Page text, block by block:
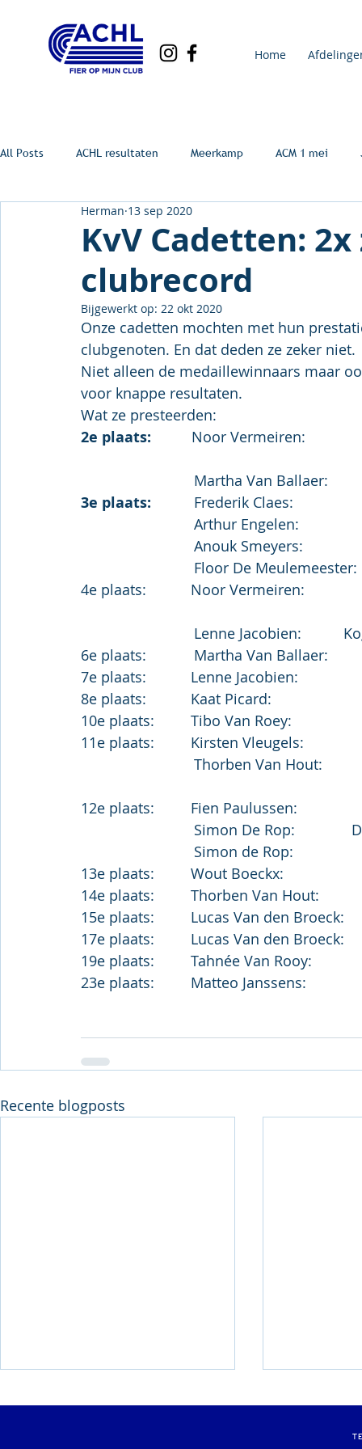
Home
All Posts ACHL resultaten Meerkamp ACM 1 mei
KvV Cadetten:
clubrecord
Herman 13 sep 2020
Bijgewerkt op: 22 okt 2020
Onze cadetten mochten met hun
clubgenoten. En dat deden ze zeker niet.
Niet alleen de medaillewinnaars maar
voor knappe resultaten.
Wat ze presteerden:
2e plaats: Noor Vermeiren:
Martha Van Ballaer:
3e plaats:
Frederik Claes:
Arthur Engelen:
Anouk Smeyers:
Floor De
4e plaats:           Noor Vermeiren:
6e plaats:	    Martha Van
8e plaats:           Kaat Picard:
10e plaats:         Tibo Van Roey:
11e plaats:         Kirsten Vleugels:
Thorben
Simon de Rop:
13e plaats:         Wout Boeckx:
14e plaats:         Thorben Van Hout:
15e plaats:         Lucas Van den Broeck:
17e plaats:         Lucas Van den Broeck:
19e plaats:         Tahnée Van Rooy:
23e plaats:         Matteo Janssens:
Recente blogposts